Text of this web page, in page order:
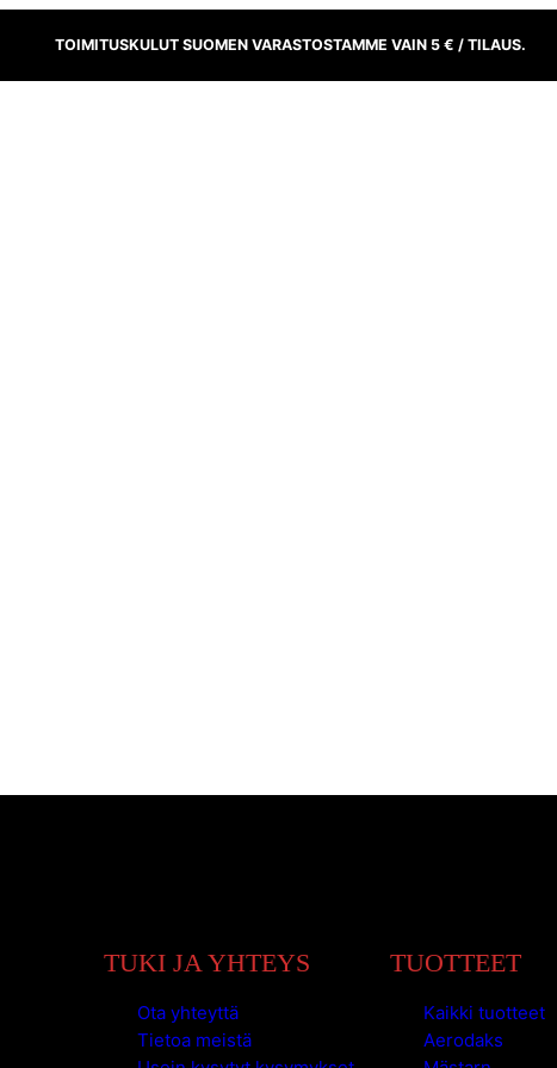
TOIMITUSKULUT SUOMEN VARASTOSTAMME VAIN 5 € / TILAUS.
TUKI JA YHTEYS
Ota yhteyttä
Tietoa meistä
TUOTTEET
Kaikki tuotteet
Aerodaks